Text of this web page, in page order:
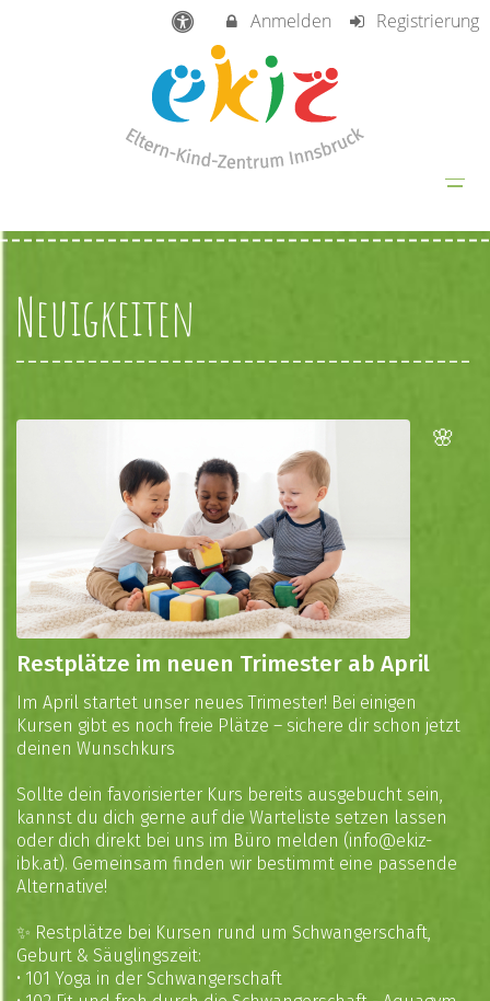
Anmelden Registrierung
Neuigkeiten
🌸
Restplätze im neuen Trimester ab April
Im April startet unser neues Trimester! Bei einigen
Kursen gibt es noch freie Plätze – sichere dir schon jetzt
deinen Wunschkurs
Sollte dein favorisierter Kurs bereits ausgebucht sein,
kannst du dich gerne auf die Warteliste setzen lassen
oder dich direkt bei uns im Büro melden (info@ekiz-
ibk.at). Gemeinsam finden wir bestimmt eine passende
Alternative!
✨ Restplätze bei Kursen rund um Schwangerschaft,
Geburt & Säuglingszeit:
• 101 Yoga in der Schwangerschaft